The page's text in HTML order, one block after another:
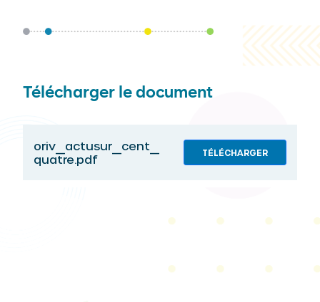
Télécharger le document
oriv_actusur_cent_
quatre.pdf
TÉLÉCHARGER